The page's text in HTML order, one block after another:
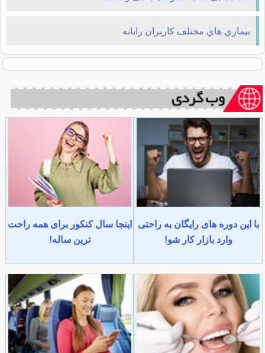
بيماري هاي مختلف کاربران رايانه
با این دوره های رایگان به راحتی
وارد بازار کار شو!
اینجا سال کنکور برای همه راحت
ترین ساله!